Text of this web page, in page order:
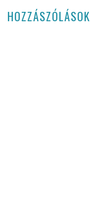
HOZZÁSZÓLÁSOK